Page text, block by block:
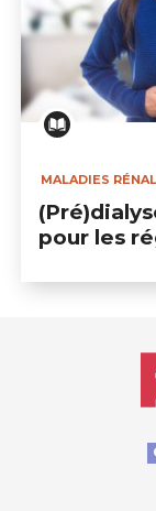
MALADIES
pour les